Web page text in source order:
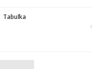
Tabuľka